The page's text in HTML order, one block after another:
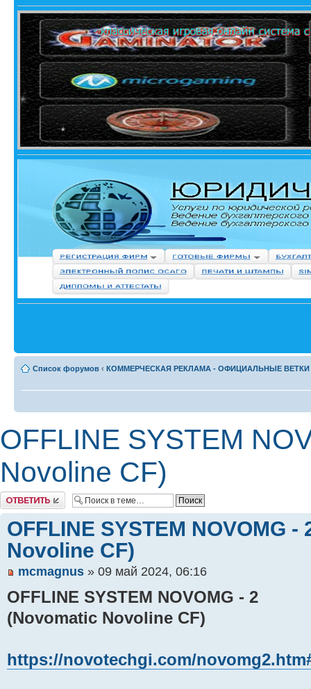
Список форумов ‹ КОММЕРЧЕСКАЯ РЕКЛАМА - ОФИЦИАЛЬНЫЕ
OFFLINE SYSTEM
Novoline CF)
Комментировать
OFFLINE SYSTEM NOVOMG
Novoline CF)
mcmagnus » 09 май 2024, 06:16
OFFLINE SYSTEM NOVOMG - 2
(Novomatic Novoline CF)
https://novotechgi.com/